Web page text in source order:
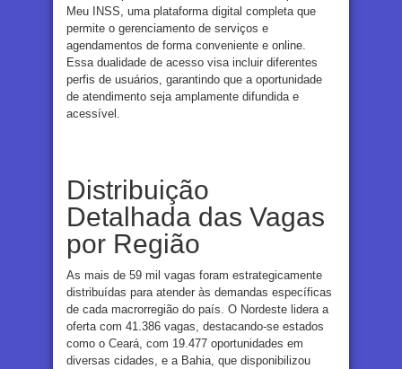
Meu INSS, uma plataforma digital completa que
permite o gerenciamento de serviços e
agendamentos de forma conveniente e online.
Essa dualidade de acesso visa incluir diferentes
perfis de usuários, garantindo que a oportunidade
de atendimento seja amplamente difundida e
acessível.
Distribuição
Detalhada das Vagas
por Região
As mais de 59 mil vagas foram estrategicamente
distribuídas para atender às demandas específicas
de cada macrorregião do país. O Nordeste lidera a
oferta com 41.386 vagas, destacando-se estados
como o Ceará, com 19.477 oportunidades em
diversas cidades, e a Bahia, que disponibilizou